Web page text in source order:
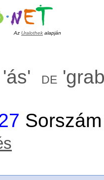
Az Uralothek alapján
ás' de '